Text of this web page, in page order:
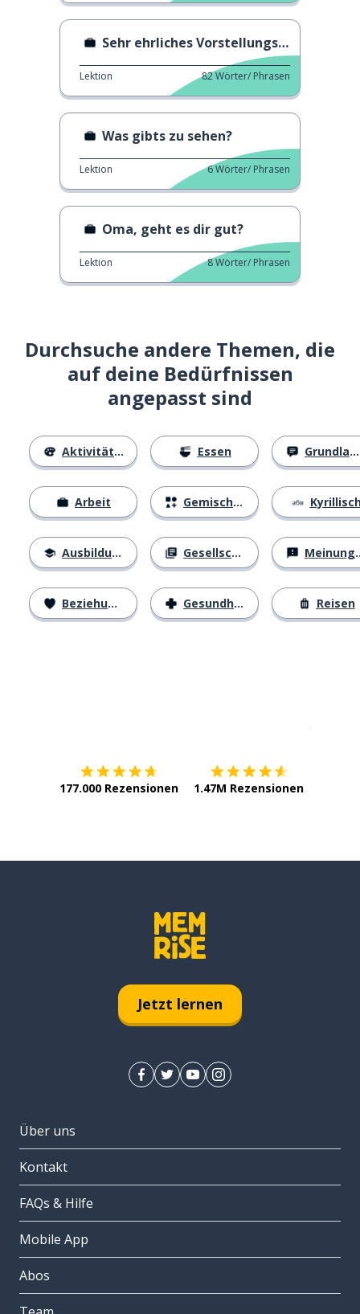
Sehr ehrliches Vorstellungsgespräch
Lektion 82Wörter/ Phrasen
Was gibts zu sehen?
Lektion 6Wörter/ Phrasen
Oma, geht es dir gut?
Lektion 8Wörter/ Phrasen
Durchsuche andere Themen, die
auf deine Bedürfnissen
angepasst sind
Aktivitäten
Arbeit
Ausbildung
Beziehungen
Essen
Gemischtes
Gesellschaft
Gesundheit
Grundlagen
Meinungen
Reisen
177.000 Rezensionen 1.47M Rezensionen
Jetzt lernen
Über uns
Kontakt
FAQs & Hilfe
Mobile App
Abos